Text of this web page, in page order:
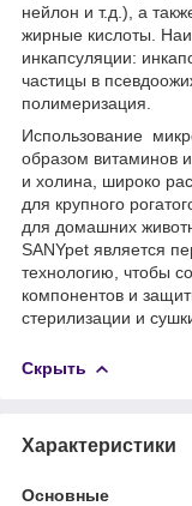
нейлон и т.д.), а
жирные кислоты.
инкапсуляции:
частицы в
полимеризация.
Использование
образом витаминов
и холина, широко
для крупного
для домашних
SANYpet является
технологию, чтобы
компонентов и
стерилизации и
Скрыть
Характеристики
Основные